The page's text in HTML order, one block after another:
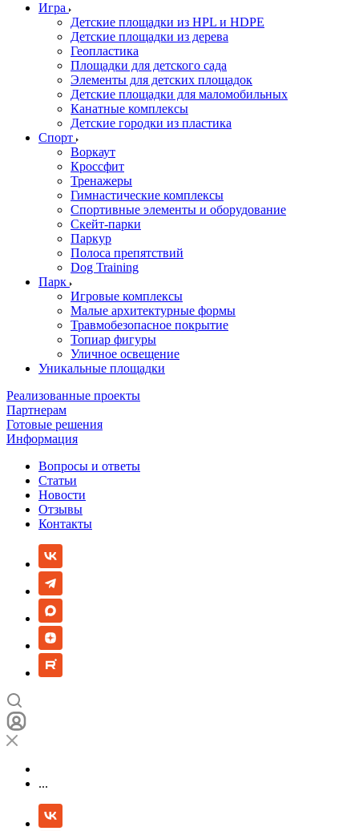
Игра
Детские площадки из HPL и HDPE
Детские площадки из дерева
Геопластика
Площадки для детского сада
Элементы для детских площадок
Детские площадки для маломобильных
Канатные комплексы
Детские городки из пластика
Спорт
Воркаут
Кроссфит
Тренажеры
Гимнастические комплексы
Спортивные элементы и оборудование
Скейт-парки
Паркур
Полоса препятствий
Dog Training
Парк
Игровые комплексы
Малые архитектурные формы
Травмобезопасное покрытие
Топиар фигуры
Уличное освещение
Уникальные площадки
Реализованные проекты
Партнерам
Готовые решения
Информация
Вопросы и ответы
Статьи
Новости
Отзывы
Контакты
...